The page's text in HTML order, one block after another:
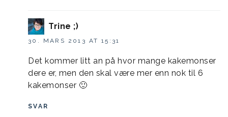
Trine ;)
30. MARS 2013 AT 15:31
Det kommer litt an på hvor mange kakemonser
dere er, men den skal være mer enn nok til 6
kakemonser 🙂
SVAR